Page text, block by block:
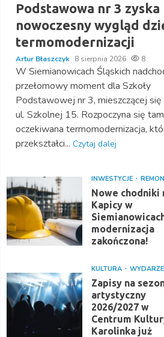
Podstawowa nr 3 zyska
nowoczesny wygląd
termomodernizacji
Artur Błaszczyk 8 sierpnia 2026 8
W Siemianowicach Śląskich
przełomowy moment dla Szkoły
Podstawowej nr 3, mieszczącej się
ul. Szkolnej 15. Rozpoczyna się
oczekiwana termomodernizacja,
przekształci... Czytaj dalej
INWESTYCJE
Nowe chodniki
Kapicy w
modernizacja
zakończona!
KULTURA
Zapisy na
artystyczny
2026/2027 w
Centrum
Karolinka już